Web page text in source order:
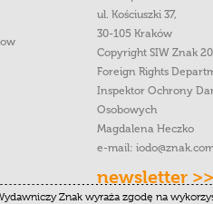
ul. Kościuszki 37,
30-105 Kraków
Copyright SIW Znak
Foreign Rights
Inspektor Ochrony
Osobowych
Magdalena Heczko
e-mail:
newsletter >>
Znak wyraża zgodę na